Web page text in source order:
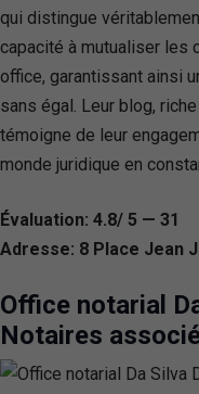
qui distingue
capacité à mutualiser les
office, garantissant ainsi
sans égal. Leur blog,
témoigne de leur
monde juridique en
Évaluation: 4.8/ 5 — 31
Adresse: 8 Place Jean
Office notarial
Notaires